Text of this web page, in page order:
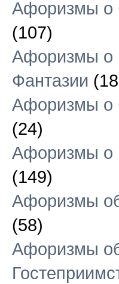
Афоризмы о
(107)
Афоризмы о
Фантазии
Афоризмы о
(24)
Афоризмы о
(149)
Афоризмы
(58)
Афоризмы